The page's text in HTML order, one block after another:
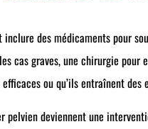
des médicaments pour
cas graves, une chirurgie
ou qu’ils entraînent
pelvien deviennent une